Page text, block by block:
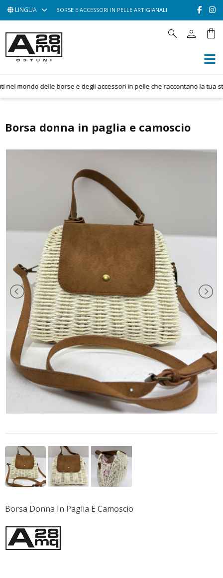
HOME
ACCESSORI
LINGUA BORSE E ACCESSORI IN PELLE ARTIGIANALI
search person shopping_bag
mondo delle borse e degli accessori in pelle che raccontano la tua
Borsa donna in paglia e camoscio
Borsa Donna In Paglia E Camoscio